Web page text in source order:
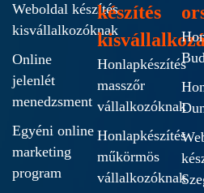
Weboldal készítés
kisvállalkozóknak
Online
jelenlét
menedzsment
Egyéni online
marketing
program
készítés
Honlapkészítés
masszőr
vállalkozóknak
Honlapkészítés
műkörmös
vállalkozóknak